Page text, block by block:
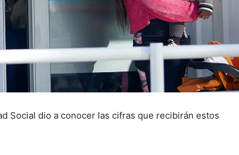
Social dio a conocer las cifras que recibirán estos